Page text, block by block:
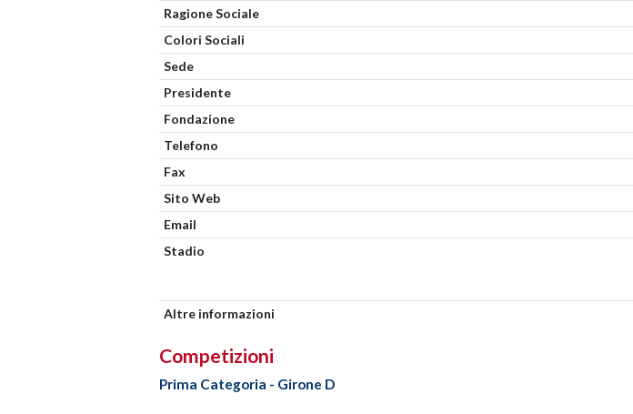
Ragione Sociale
Colori Sociali
Sede
Presidente
Fondazione
Telefono
Fax
Sito Web
Email
Stadio
Altre informazioni
Competizioni
Prima Categoria - Girone D